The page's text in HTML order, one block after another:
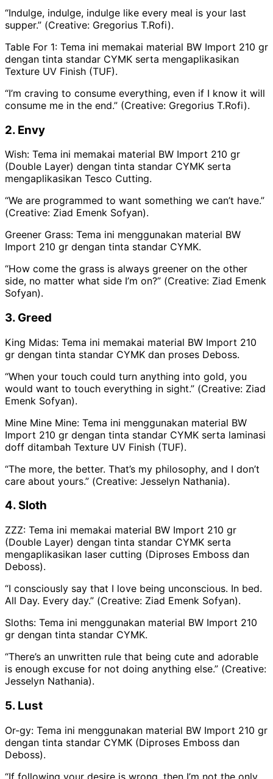
“Indulge, indulge, indulge like every meal is your last
supper.” (Creative: Gregorius T.Rofi).
Table For 1: Tema ini memakai material BW Import 210 gr
dengan tinta standar CYMK serta mengaplikasikan
Texture UV Finish (TUF).
“I’m craving to consume everything, even if I know it will
consume me in the end.” (Creative: Gregorius T.Rofi).
2. Envy
Wish: Tema ini memakai material BW Import 210 gr
(Double Layer) dengan tinta standar CYMK serta
mengaplikasikan Tesco Cutting.
“We are programmed to want something we can’t have.”
(Creative: Ziad Emenk Sofyan).
Greener Grass: Tema ini menggunakan material BW
Import 210 gr dengan tinta standar CYMK.
“How come the grass is always greener on the other
side, no matter what side I’m on?” (Creative: Ziad Emenk
Sofyan).
3. Greed
King Midas: Tema ini memakai material BW Import 210
gr dengan tinta standar CYMK dan proses Deboss.
“When your touch could turn anything into gold, you
would want to touch everything in sight.” (Creative: Ziad
Emenk Sofyan).
Mine Mine Mine: Tema ini menggunakan material BW
Import 210 gr dengan tinta standar CYMK serta laminasi
doff ditambah Texture UV Finish (TUF).
“The more, the better. That’s my philosophy, and I don’t
care about yours.” (Creative: Jesselyn Nathania).
4. Sloth
ZZZ: Tema ini memakai material BW Import 210 gr
(Double Layer) dengan tinta standar CYMK serta
mengaplikasikan laser cutting (Diproses Emboss dan
Deboss).
“I consciously say that I love being unconscious. In bed.
All Day. Every day.” (Creative: Ziad Emenk Sofyan).
Sloths: Tema ini menggunakan material BW Import 210
gr dengan tinta standar CYMK.
“There’s an unwritten rule that being cute and adorable
is enough excuse for not doing anything else.” (Creative:
Jesselyn Nathania).
5. Lust
Or-gy: Tema ini menggunakan material BW Import 210 gr
dengan tinta standar CYMK (Diproses Emboss dan
Deboss).
“If following your desire is wrong, then I’m not the only